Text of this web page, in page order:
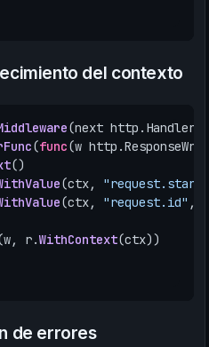
del contexto
(next http . Handler
(func(w http .
()
(ctx,
"request.start"
(ctx, "request.id" ,
w, r.WithContext(ctx))
de errores